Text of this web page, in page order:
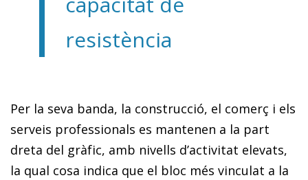
resistència
Per la seva banda, la construcció, el comerç i els
serveis professionals es mantenen a la part
dreta del gràfic, amb nivells d’activitat elevats,
la qual cosa indica que el bloc més vinculat a la